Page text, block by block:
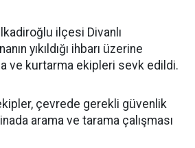
ilçesi Divanlı
yıkıldığı ihbarı üzerine
ve kurtarma ekipleri sevk edildi.
çevrede gerekli güvenlik
arama ve tarama çalışması